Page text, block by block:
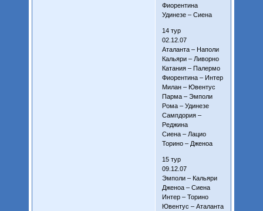
Фиорентина
Удинезе – Сиена
14 тур
02.12.07
Аталанта – Наполи
Кальяри – Ливорно
Катания – Палермо
Фиорентина – Интер
Милан – Ювентус
Парма – Эмполи
Рома – Удинезе
Сампдория –
Реджина
Сиена – Лацио
Торино – Дженоа
15 тур
09.12.07
Эмполи – Кальяри
Дженоа – Сиена
Интер – Торино
Ювентус – Аталанта